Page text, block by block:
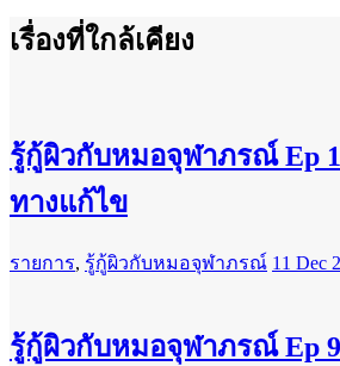
เรื่องที่ใกล้เคียง
รู้กู้ผิวกับหมอจุฬาภรณ์ Ep
ทางแก้ไข
รายการ, รู้กู้ผิวกับหมอจุฬาภรณ์ 11 Dec
รู้กู้ผิวกับหมอจุฬาภรณ์ Ep